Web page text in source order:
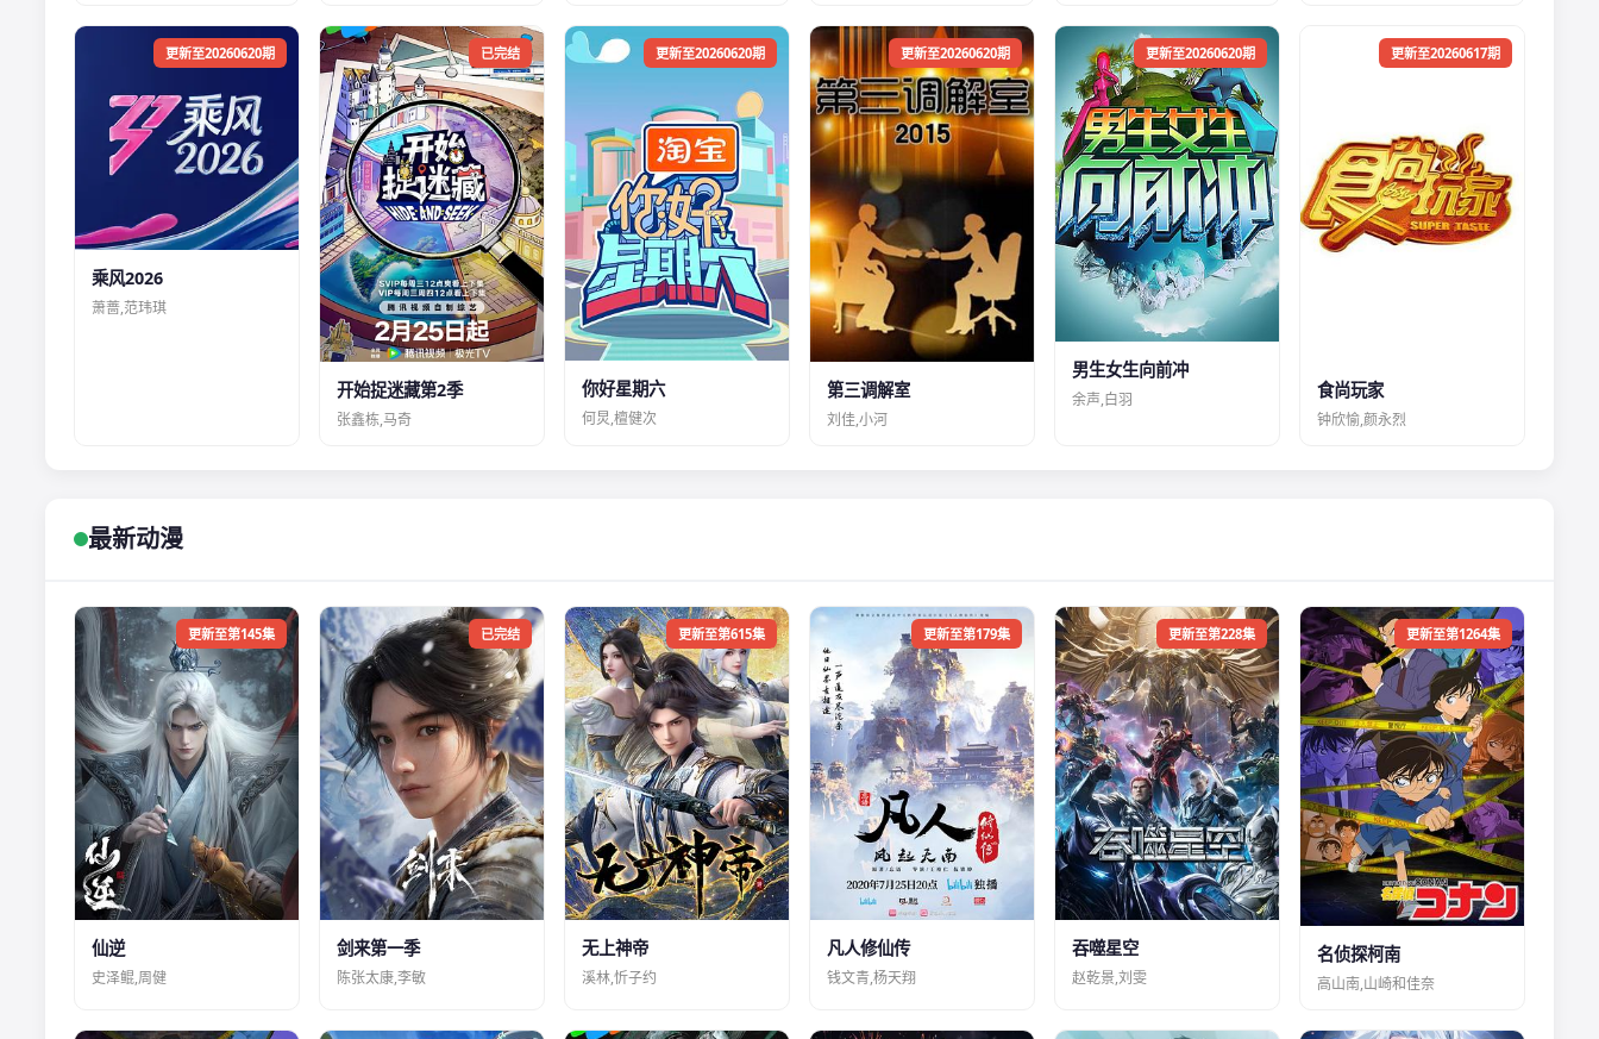
更新至20260620期
乘风2026
萧蔷,范玮琪
已完结
开始捉迷藏第2季
张鑫栋,马奇
更新至20260620期
你好星期六
何炅,檀健次
更新至20260620期
第三调解室
刘佳,小河
更新至20260620期
男生女生向前冲
余声,白羽
更新至20260617期
食尚玩家
钟欣愉,颜永烈
最新动漫
更新至第145集
仙逆
史泽鲲,周健
已完结
剑来第一季
陈张太康,李敏
更新至第615集
无上神帝
溪林,忻子约
更新至第179集
凡人修仙传
钱文青,杨天翔
更新至第228集
吞噬星空
赵乾景,刘雯
更新至第1264集
名侦探柯南
高山南,山崎和佳奈